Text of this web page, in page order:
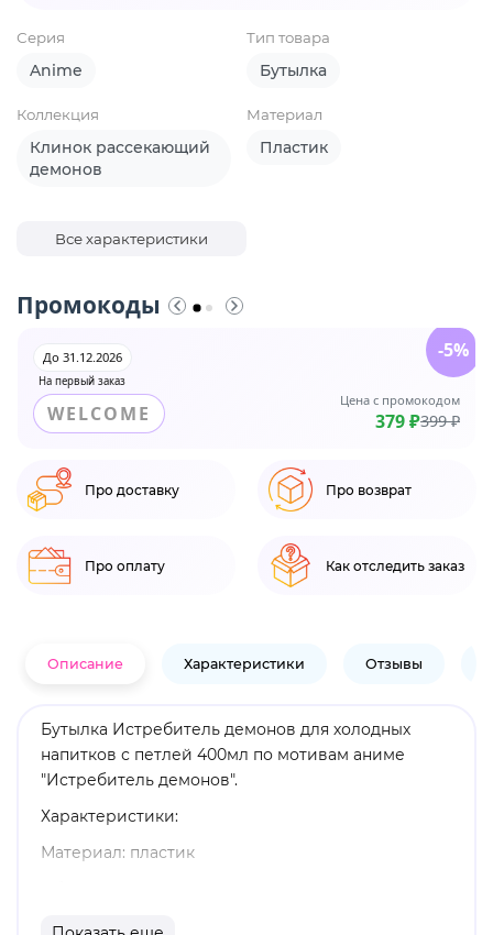
Серия
Anime
Тип товара
Бутылка
Коллекция
Клинок рассекающий
демонов
Материал
Пластик
Все характеристики
Промокоды
На первый заказ
До 31.12.2026
WELCOME
Цена с промокодом
379 ₽399 ₽
-5%
Про доставку Про возврат
Про оплату Как отследить заказ
Описание Характеристики Отзывы
Бутылка Истребитель демонов для холодных
напитков с петлей 400мл по мотивам аниме
"Истребитель демонов".
Характеристики:
Материал: пластик
Для холодных напитков